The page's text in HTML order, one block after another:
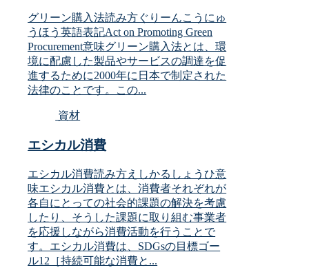
グリーン購入法読み方ぐりーんこうにゅ
うほう英語表記Act on Promoting Green
Procurement意味グリーン購入法とは、環
境に配慮した製品やサービスの調達を促
進するために2000年に日本で制定された
法律のことです。この...
資材
エシカル消費
エシカル消費読み方えしかるしょうひ意
味エシカル消費とは、消費者それぞれが
各自にとっての社会的課題の解決を考慮
したり、そうした課題に取り組む事業者
を応援しながら消費活動を行うことで
す。エシカル消費は、SDGsの目標ゴー
ル12［持続可能な消費と...